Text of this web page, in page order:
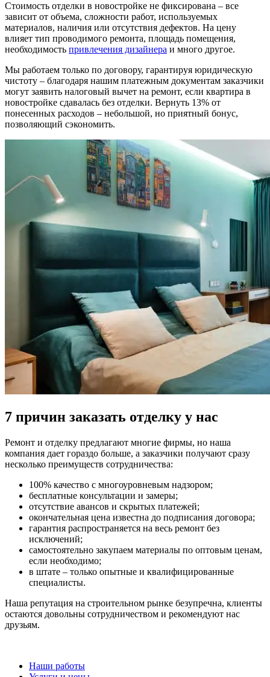
Стоимость отделки в новостройке не фиксирована – все
зависит от объема, сложности работ, используемых
материалов, наличия или отсутствия дефектов. На цену
влияет тип проводимого ремонта, площадь помещения,
необходимость привлечения дизайнера и много другое.
Мы работаем только по договору, гарантируя юридическую
чистоту – благодаря нашим платежным документам заказчики
могут заявить налоговый вычет на ремонт, если квартира в
новостройке сдавалась без отделки. Вернуть 13% от
понесенных расходов – небольшой, но приятный бонус,
позволяющий сэкономить.
7 причин заказать отделку у нас
Ремонт и отделку предлагают многие фирмы, но наша
компания дает гораздо больше, а заказчики получают сразу
несколько преимуществ сотрудничества:
100% качество с многоуровневым надзором;
бесплатные консультации и замеры;
отсутствие авансов и скрытых платежей;
окончательная цена известна до подписания договора;
гарантия распространяется на весь ремонт без
исключений;
самостоятельно закупаем материалы по оптовым ценам,
если необходимо;
в штате – только опытные и квалифицированные
специалисты.
Наша репутация на строительном рынке безупречна, клиенты
остаются довольны сотрудничеством и рекомендуют нас
друзьям.
Наши работы